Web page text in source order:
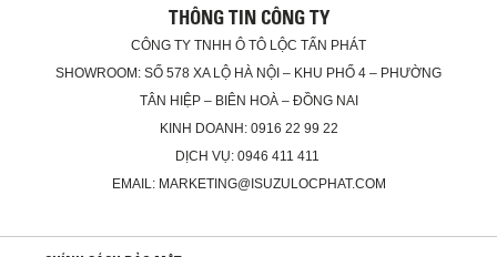
THÔNG TIN CÔNG TY
CÔNG TY TNHH Ô TÔ LỘC TẤN PHÁT
SHOWROOM: SỐ 578 XA LỘ HÀ NỘI – KHU PHỐ 4 – PHƯỜNG
TÂN HIỆP – BIÊN HOÀ – ĐỒNG NAI
KINH DOANH: 0916 22 99 22
DỊCH VỤ: 0946 411 411
EMAIL: MARKETING@ISUZULOCPHAT.COM